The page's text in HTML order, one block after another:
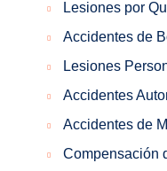
Lesiones por
Accidentes de
Lesiones
Accidentes
Accidentes de
Compensación